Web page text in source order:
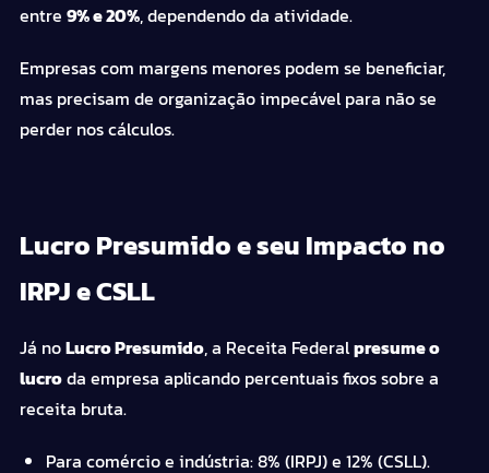
entre 9% e 20%, dependendo da atividade.
Empresas com margens menores podem se beneficiar,
mas precisam de organização impecável para não se
perder nos cálculos.
Lucro Presumido e seu Impacto no
IRPJ e CSLL
Já noLucro Presumido, a Receita Federalpresume o
lucroda empresa aplicando percentuais fixos sobre a
receita bruta.
Para comércio e indústria: 8% (IRPJ) e 12% (CSLL).